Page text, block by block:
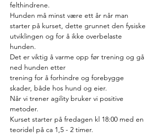
felthindrene.
Hunden må minst være ett år når man
starter på kurset, dette grunnet den fysiske
utviklingen og for å ikke overbelaste
hunden.
Det er viktig å varme opp før trening og gå
ned hunden etter
trening for å forhindre og forebygge
skader, både hos hund og eier.
Når vi trener agility bruker vi positive
metoder.
Kurset starter på fredagen kl 18:00 med en
teoridel på ca 1,5 - 2 timer.